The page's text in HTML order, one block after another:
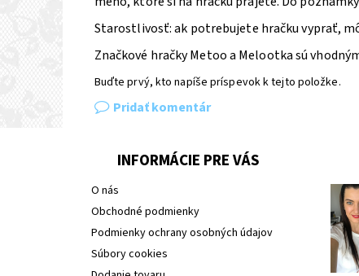
Starostlivosť: ak potrebujete hračku vyprať,
Značkové hračky Metoo a Melootka sú
Buďte prvý, kto napíše príspevok k tejto položke.
Pridať komentár
INFORMÁCIE PRE VÁS
O nás
Obchodné podmienky
Podmienky ochrany osobných údajov
Súbory cookies